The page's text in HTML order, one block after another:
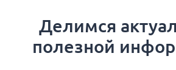
Делимся
полезной